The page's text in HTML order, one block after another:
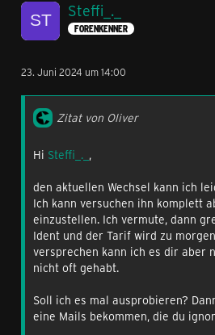
Steffi_._
FORENKENNER
23. Juni 2024 um 14:00
Zitat von Oliver
Hi Steffi_._ ,
den aktuellen Wechsel kann ich
Ich kann versuchen ihn komplett
einzustellen. Ich vermute, dann
Ident und der Tarif wird zu
versprechen kann ich es dir aber
nicht oft gehabt.
Soll ich es mal ausprobieren?
eine Mails bekommen, die du